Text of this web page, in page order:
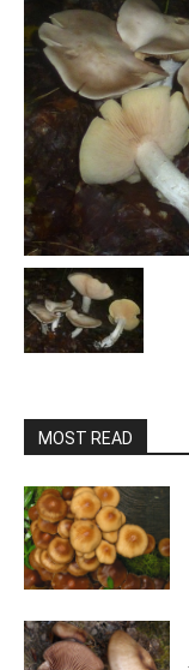
MOST READ